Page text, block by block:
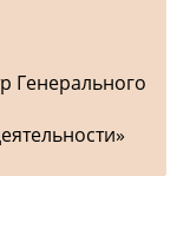
Генерального